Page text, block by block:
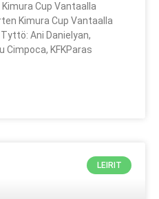
Cup Vantaalla
Kimura Cup Vantaalla
Ani Danielyan,
Cimpoca, KFKParas
LEIRIT